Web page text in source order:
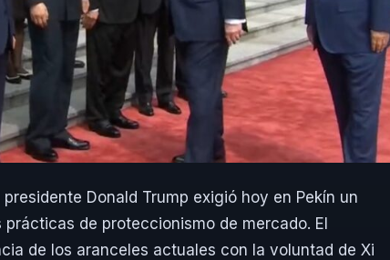
Donald Trump exigió hoy en Pekín un
de proteccionismo de mercado. El
de los aranceles actuales con la voluntad de Xi